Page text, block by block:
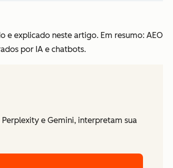
e explicado neste artigo. Em resumo: AEO
por IA e chatbots.
e Gemini, interpretam sua